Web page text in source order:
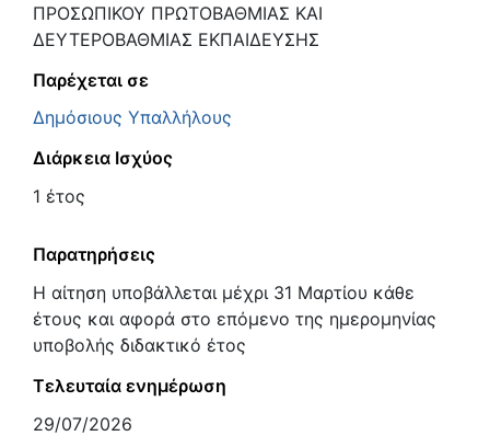
ΠΡΟΣΩΠΙΚΟΥ ΠΡΩΤΟΒΑΘΜΙΑΣ ΚΑΙ
ΔΕΥΤΕΡΟΒΑΘΜΙΑΣ ΕΚΠΑΙΔΕΥΣΗΣ
Παρέχεται σε
Δημόσιους Υπαλλήλους
Διάρκεια Ισχύος
1 έτος
Παρατηρήσεις
Η αίτηση υποβάλλεται μέχρι 31 Μαρτίου κάθε
έτους και αφορά στο επόμενο της ημερομηνίας
υποβολής διδακτικό έτος
Τελευταία ενημέρωση
29/07/2026